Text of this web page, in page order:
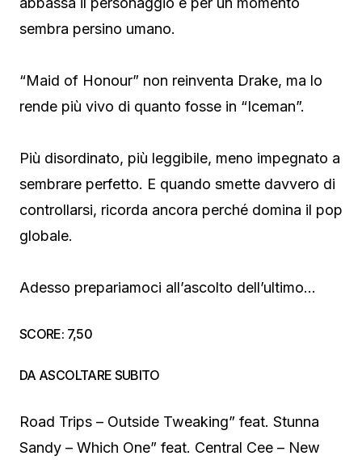
sembra persino umano.
“Maid of Honour” non reinventa Drake, ma lo
rende più vivo di quanto fosse in “Iceman”.
Più disordinato, più leggibile, meno impegnato a
sembrare perfetto. E quando smette davvero di
controllarsi, ricorda ancora perché domina il pop
globale.
Adesso prepariamoci all’ascolto dell’ultimo…
SCORE: 7,50
DA ASCOLTARE SUBITO
Road Trips – Outside Tweaking” feat. Stunna
Sandy – Which One” feat. Central Cee – New